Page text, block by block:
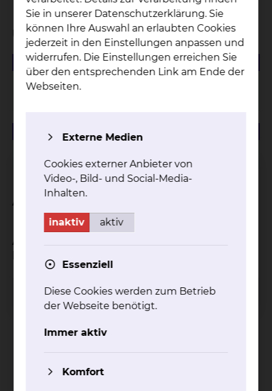
Unterlagen
PDF
Fragenkatalog "Menschen mit Demenz im
Krankenhaus"
151.95 KB
Ansprechpartner
Ansprechpartner und Hilfen in den
Gerontopsychiatrische Beratungsstelle
Sie in unserer Datenschutzerklärung. Sie
können Ihre Auswahl an erlaubten Cookies
jederzeit in den Einstellungen anpassen und
widerrufen. Die Einstellungen erreichen Sie
über den entsprechenden Link am Ende der
Webseiten.
Externe Medien
Cookies externer Anbieter von
Video-, Bild- und Social-Media-
Inhalten.
inaktiv aktiv
Essenziell
Diese Cookies werden zum Betrieb
der Webseite benötigt.
Immer aktiv
Komfort